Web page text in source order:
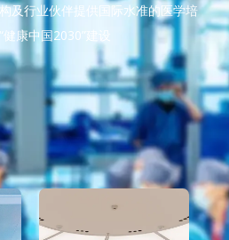
及行业伙伴提供国际水准的医学培
康中国2030”建设